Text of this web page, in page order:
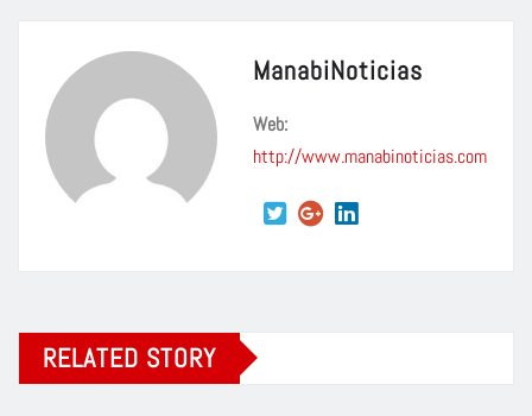
ManabiNoticias
Web:
http://www.manabinoticias.com
RELATED STORY